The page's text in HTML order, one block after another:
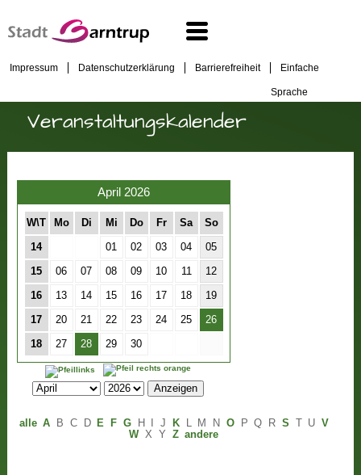
Impressum Datenschutzerklärung Barrierefreiheit Einfache
Sprache
Veranstaltungskalender
April 2026
W\T Mo Di Mi Do Fr Sa So
14 01 02 03 04 05
15 06 07 08 09 10 11 12
16 13 14 15 16 17 18 19
17 20 21 22 23 24 25 26
18 27 28 29 30
alle A B C D E F G H J K L M N O P Q R S U V
W X Y Z andere